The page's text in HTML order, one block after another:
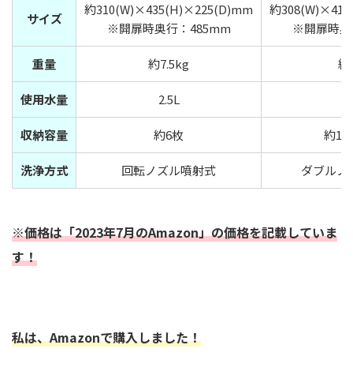
サイズ
約310(W)×435(H)×225(D)mm
※開扉時奥行：485mm
約
※開扉時
重量 約7.5kg
使用水量 2.5L
収納容量 約6枚 約11
洗浄方式 回転ノズル噴射式 ダブルノ
※価格は「2023年7月のAmazon」の価格を記載していま
す！
私は、Amazonで購入しました！